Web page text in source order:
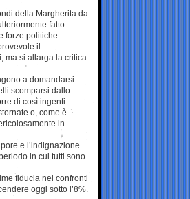
della Margherita da
fatto
forze politiche.
il
ma si allarga la critica
a domandarsi
scomparsi dallo
di così ingenti
o, come è
in
e l’indignazione
in cui tutti sono
fiducia nei confronti
oggi sotto l’8%.